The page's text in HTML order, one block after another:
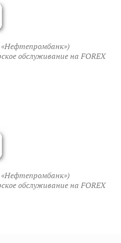
обслуживание на FOREX
обслуживание на FOREX